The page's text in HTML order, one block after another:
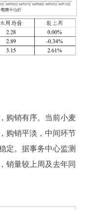
购销有序。当前小麦
购销平淡，中间环节
定。据事务中心监测
销量较上周及去年同